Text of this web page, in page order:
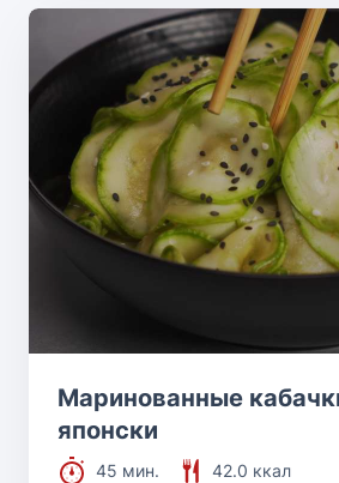
Маринованные
японски
45 мин.
42.0 ккал